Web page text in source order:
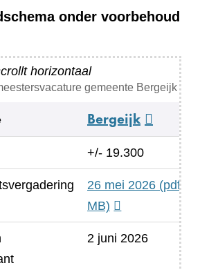
onder voorbehoud
horizontaal
gemeente Bergeijk
Bergeijk(verwijst
naar
een
andere
website)
+/- 19.300
26 mei 2026 (pdf, 5.2
MB)
2 juni 2026